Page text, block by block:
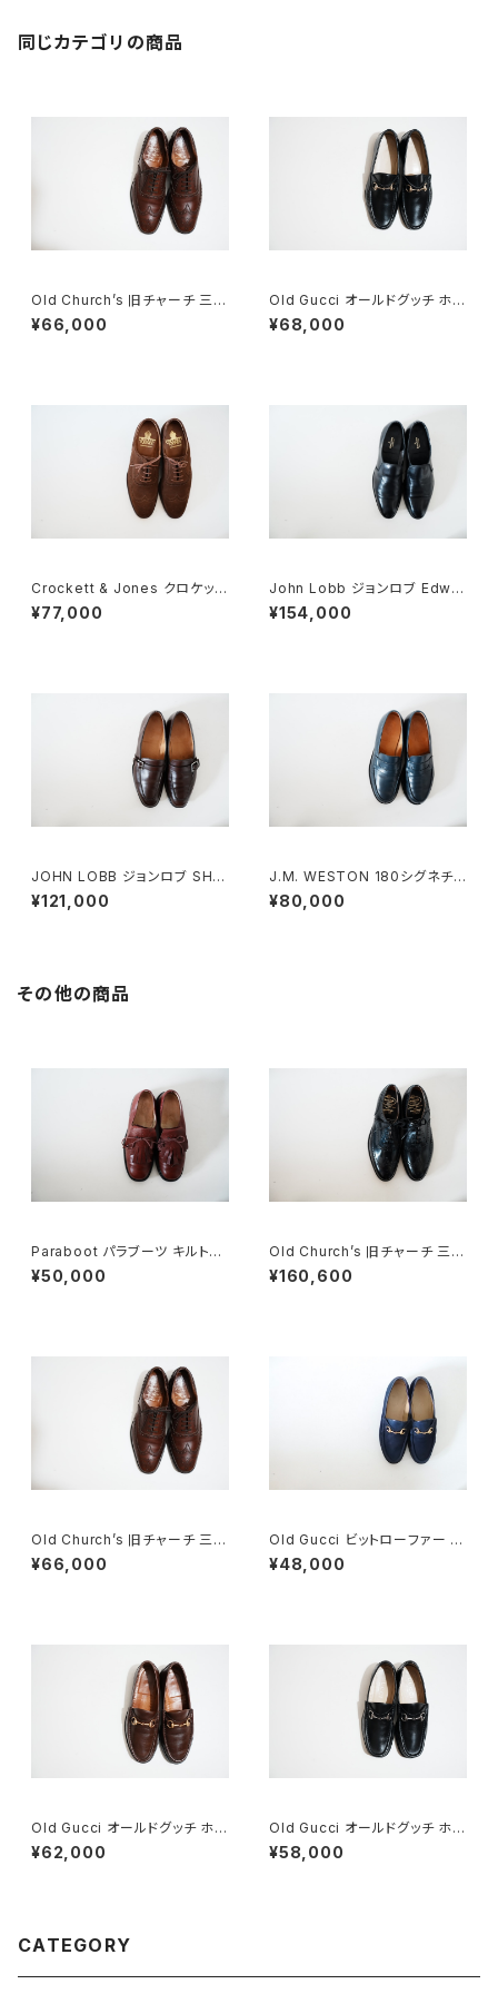
同じカテゴリの商品
Old Church’s 旧チャーチ 三都
市 Chetwynd 85D
¥66,000
Old Gucci オールドグッチ ホー
スビットローファー 41.5E Blac
k
¥68,000
Crockett & Jones クロケット
&ジョーンズ フルブローグ スエ
ード 7E
¥77,000
John Lobb ジョンロブ Edwar
d 7E
¥154,000
JOHN LOBB ジョンロブ SHA
W シングルモンクローファー 7
E
¥121,000
J.M. WESTON 180シグネチャ
ーローファー 7D NAVY
¥80,000
その他の商品
Paraboot パラブーツ キルトシ
ューズ 旧ロゴ UK5
¥50,000
Old Church’s 旧チャーチ 三都
市 HICKSTEAD 65G DEADS
TOCK
¥160,600
Old Church’s 旧チャーチ 三都
市 Chetwynd 85D
¥66,000
Old Gucci ビットローファー 3
6C Navy Suede
¥48,000
Old Gucci オールドグッチ ホー
スビットローファー 8.5D DB ラ
バー
¥62,000
Old Gucci オールドグッチ ホー
スビットローファー 40 E Black
¥58,000
CATEGORY